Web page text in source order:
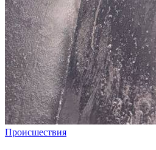
Происшествия